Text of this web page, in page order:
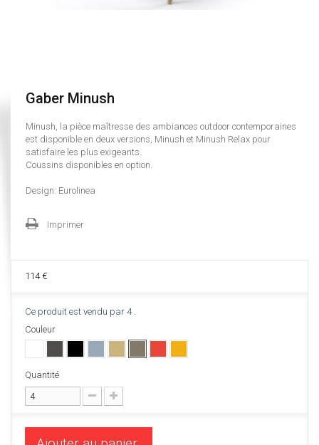
Gaber Minush
Minush, la pièce maîtresse des ambiances outdoor contemporaines
est disponible en deux versions, Minush et Minush Relax pour
satisfaire les plus exigeants.
Coussins disponibles en option.
Design: Eurolinea
Imprimer
114 €
Ce produit est vendu par 4.
Couleur
Quantité